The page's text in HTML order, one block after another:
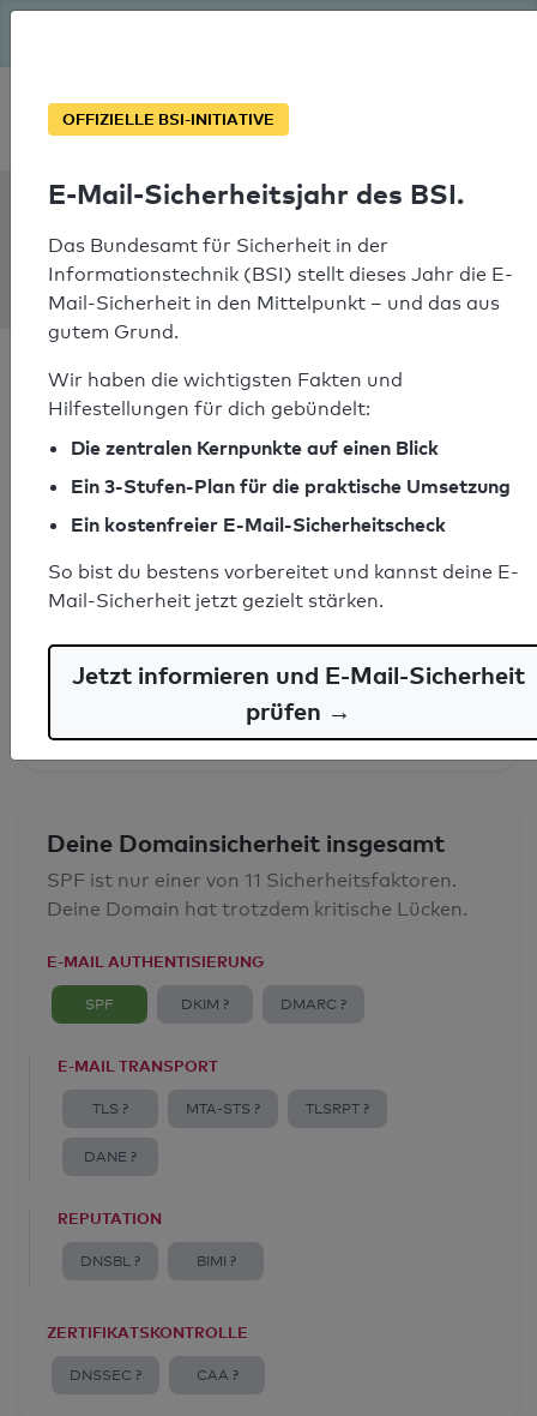
Soforthilfe bei Notfällen
steuerkanzlei-
nordhausen.de
SPF-Check bestanden
Ihr SPF-Record Prüfergebnis
SPF-Record gefunden
Syntaxprüfung: 0 Fehler
E-Mail-Spoofingschutz: Gut
Deine Domainsicherheit insgesamt
SPF ist nur einer von 11 Sicherheitsfaktoren.
Deine Domain hat trotzdem kritische Lücken.
E-MAIL AUTHENTISIERUNG
SPF DKIM ? DMARC ?
E-MAIL TRANSPORT
TLS ? MTA-STS ? TLSRPT ?
DANE ?
REPUTATION
DNSBL ? BIMI ?
ZERTIFIKATSKONTROLLE
DNSSEC ? CAA ?
OFFIZIELLE BSI-INITIATIVE
E-Mail-Sicherheitsjahr des BSI.
Das Bundesamt für Sicherheit in der
Informationstechnik (BSI) stellt dieses Jahr die E-
Mail-Sicherheit in den Mittelpunkt – und das aus
gutem Grund.
Wir haben die wichtigsten Fakten und
Hilfestellungen für dich gebündelt:
Die zentralen Kernpunkte auf einen Blick
Ein 3-Stufen-Plan für die praktische Umsetzung
Ein kostenfreier E-Mail-Sicherheitscheck
So bist du bestens vorbereitet und kannst deine E-
Mail-Sicherheit jetzt gezielt stärken.
Jetzt informieren und E-Mail-Sicherheit
prüfen →